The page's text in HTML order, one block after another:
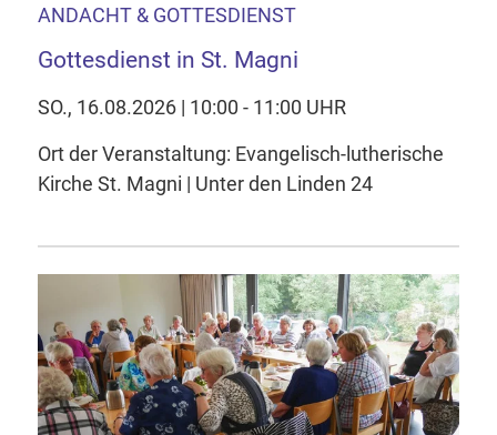
ANDACHT & GOTTESDIENST
Gottesdienst in St. Magni
SO., 16.08.2026 | 10:00 - 11:00 UHR
Ort der Veranstaltung: Evangelisch-lutherische
Kirche St. Magni | Unter den Linden 24